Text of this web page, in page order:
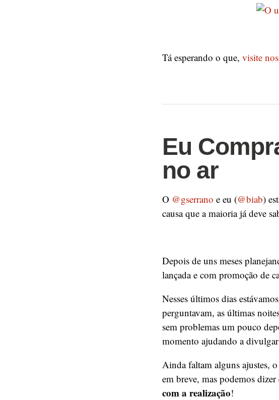
Tá esperando o que, visite
Eu
no ar
O @gserrano e eu (@biab)
causa que a maioria já deve
Depois de uns meses
lançada e com promoção de
Nesses últimos dias
perguntavam, as últimas
sem problemas um pouco
momento ajudando a
Ainda faltam alguns ajustes,
em breve, mas podemos dizer
com a realização!